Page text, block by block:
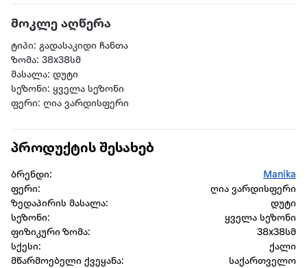
მოკლე აღწერა
ტიპი: გადასაკიდი ჩანთა
ზომა: 38x38სმ
მასალა: დუტი
სეზონი: ყველა სეზონი
ფერი: ღია ვარდისფერი
პროდუქტის შესახებ
ბრენდი:
Manika
ფერი:
ღია ვარდისფერი
ზედაპირის მასალა:
დუტი
სეზონი:
ყველა სეზონი
ფიზიკური ზომა:
38x38სმ
სქესი:
ქალი
მწარმოებელი ქვეყანა:
საქართველო